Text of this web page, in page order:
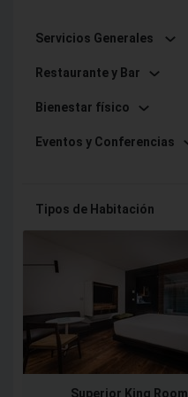
Servicios Generales
Restaurante y Bar
Bienestar físico
Eventos y Conferencias
Tipos de Habitación
Superior King Room